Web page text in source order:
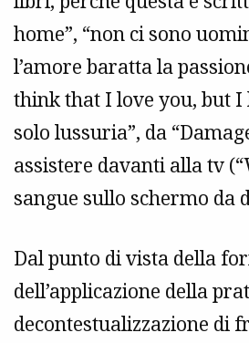
home”, “non ci sono
l’amore baratta la
think that I love you, but I
solo lussuria”, da
assistere davanti alla tv
sangue sullo schermo da
Dal punto di vista della
dell’applicazione della
decontestualizzazione di